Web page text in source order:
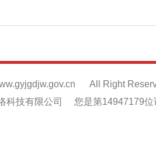
All Right
科技有限公司
您是第14947179位